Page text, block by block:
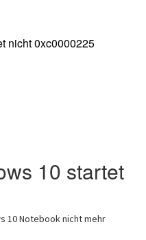
nicht 0xc0000225
10 startet
10 Notebook nicht mehr